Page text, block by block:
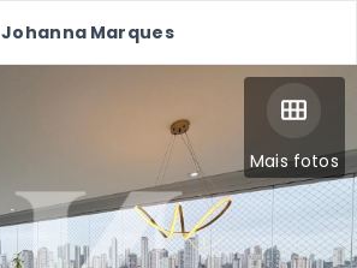
Johanna Marques
Mais fotos